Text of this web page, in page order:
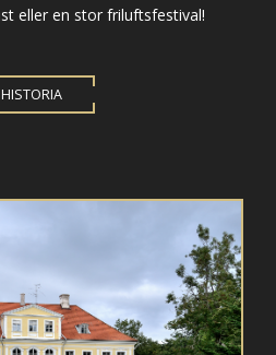
eller en stor friluftsfestival!
HISTORIA